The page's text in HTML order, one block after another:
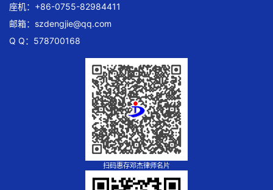
座机：+86-0755-82984411
邮箱： szdengjie@qq.com
Q Q：578700168
扫码惠存邓杰律师名片